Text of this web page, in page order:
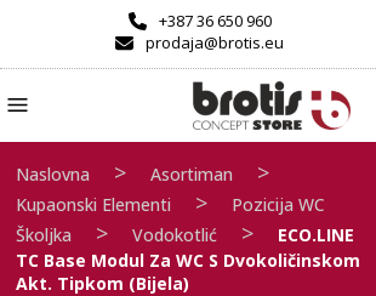
+387 36 650 960
prodaja@brotis.eu
Naslovna > Asortiman >
Kupaonski Elementi >
Pozicija WC
Školjka
> Vodokotlić >
ECO.LINE
TC Base Modul Za WC S Dvokoličinskom
Akt. Tipkom (bijela)